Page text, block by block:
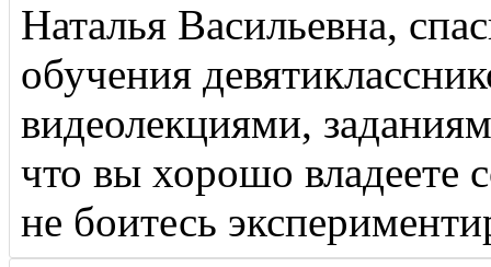
Наталья Васильевна,
обучения
видеолекциями,
что вы хорошо владеете
не боитесь